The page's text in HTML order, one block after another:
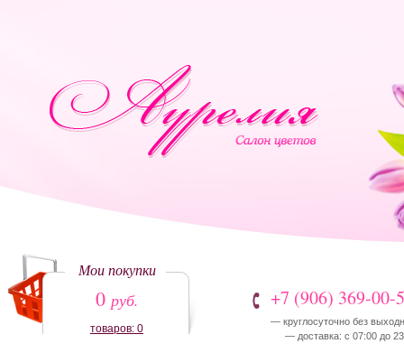
Мои покупки
0 руб.
товаров: 0
+7 (906) 369-00-
— круглосуточно без
— доставка: с 07:00 до